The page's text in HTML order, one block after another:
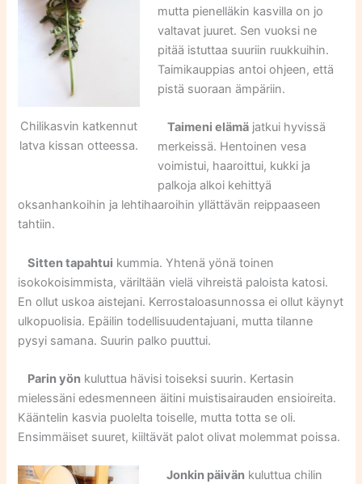
Chilikasvin katkennut
latva kissan otteessa.
mutta pienelläkin kasvilla on jo
valtavat juuret. Sen vuoksi ne
pitää istuttaa suuriin ruukkuihin.
Taimikauppias antoi ohjeen, että
pistä suoraan ämpäriin.
Taimeni elämä jatkui hyvissä
merkeissä. Hentoinen vesa
voimistui, haaroittui, kukki ja
palkoja alkoi kehittyä
oksanhankoihin ja lehtihaaroihin yllättävän reippaaseen
tahtiin.
Sitten tapahtui kummia. Yhtenä yönä toinen
isokokoisimmista, väriltään vielä vihreistä paloista katosi.
En ollut uskoa aistejani. Kerrostaloasunnossa ei ollut käynyt
ulkopuolisia. Epäilin todellisuudentajuani, mutta tilanne
pysyi samana. Suurin palko puuttui.
Parin yön kuluttua hävisi toiseksi suurin. Kertasin
mielessäni edesmenneen äitini muistisairauden ensioireita.
Kääntelin kasvia puolelta toiselle, mutta totta se oli.
Ensimmäiset suuret, kiiltävät palot olivat molemmat poissa.
Jonkin päivän kuluttua chilin